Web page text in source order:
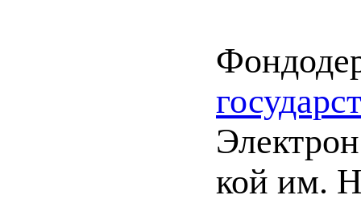
кой им.